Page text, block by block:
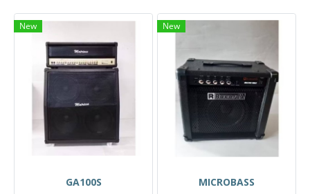
New
GA100S
New
MICROBASS